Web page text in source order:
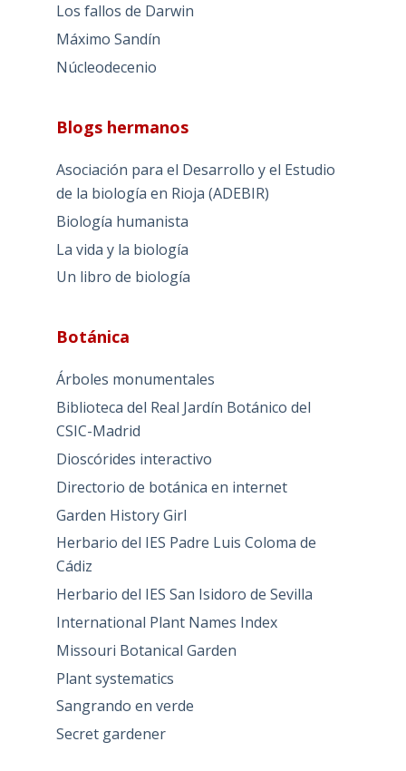
Los fallos de Darwin
Máximo Sandín
Núcleodecenio
Blogs hermanos
Asociación para el Desarrollo y el Estudio
de la biología en Rioja (ADEBIR)
Biología humanista
La vida y la biología
Un libro de biología
Botánica
Árboles monumentales
Biblioteca del Real Jardín Botánico del
CSIC-Madrid
Dioscórides interactivo
Directorio de botánica en internet
Garden History Girl
Herbario del IES Padre Luis Coloma de
Cádiz
Herbario del IES San Isidoro de Sevilla
International Plant Names Index
Missouri Botanical Garden
Plant systematics
Sangrando en verde
Secret gardener